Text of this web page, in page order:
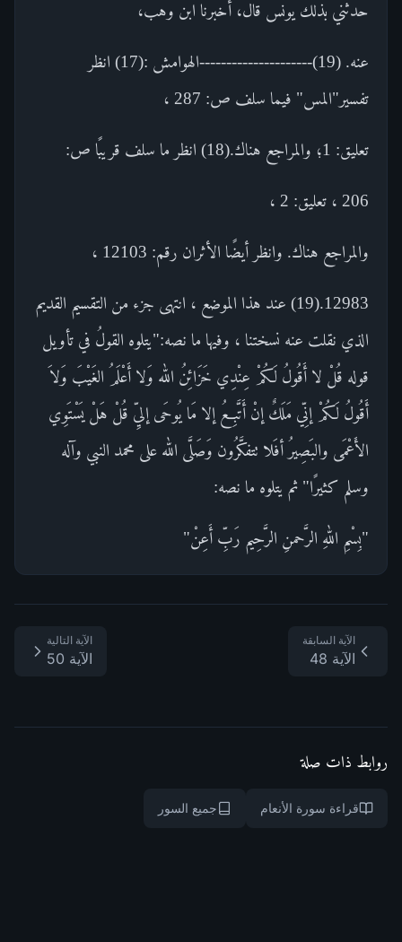
حدثني بذلك يونس قال، أخبرنا ابن وهب،
عنه. (19)---------------------الهوامش :(17) انظر
تفسير"المس" فيما سلف ص: 287 ،
تعليق: 1؛ والمراجع هناك.(18) انظر ما سلف قريبًا ص:
206 ، تعليق: 2 ،
والمراجع هناك. وانظر أيضًا الأثران رقم: 12103 ،
12983.(19) عند هذا الموضع ، انتهى جزء من التقسيم القديم
الذي نقلت عنه نسختنا ، وفيها ما نصه:"يتلوه القولُ في تأويل
قوله قُلْ لا أَقُولُ لَكُمْ عِنْدِي خَزَائِنُ الله وَلا أَعْلَمُ الغَيْبَ وَلاَ
أَقُولُ لَكُمْ إنِّي مَلَكٌ إنْ أَتَّبِعُ إلا مَا يُوحَى إليِّ قُلْ هَلْ يَسْتَوِي
الأَعْمَى والبَصِيرُ أفَلا تتفكَّرُون وَصَلَّى الله على محمد النبي وآله
وسلم كثيرًا" ثم يتلوه ما نصه:
"بِسْمِ اللهِ الرَّحمنِ الرَّحِيم رَبِّ أَعِنْ"
الآية السابقة
الآية 48
الآية التالية
الآية 50
روابط ذات صلة
قراءة سورة الأنعام جميع السور